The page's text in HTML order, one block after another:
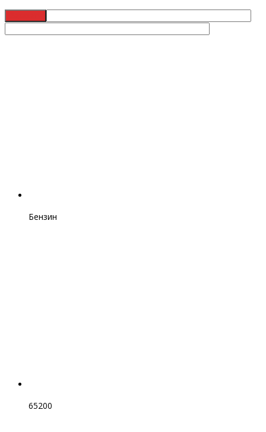
Бензин
65200